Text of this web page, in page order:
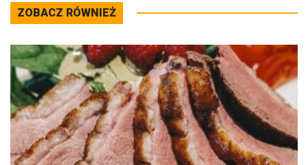
ZOBACZ RÓWNIEŻ